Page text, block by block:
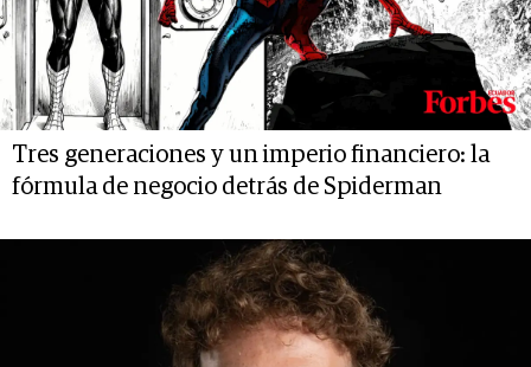
Tres generaciones y un imperio financiero: la
fórmula de negocio detrás de Spiderman